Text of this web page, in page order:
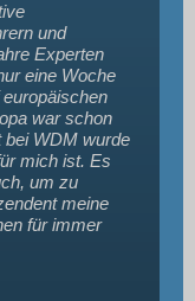
und
Experten
eine Woche
war schon
bei WDM wurde
mich ist. Es
um zu
meine
für immer